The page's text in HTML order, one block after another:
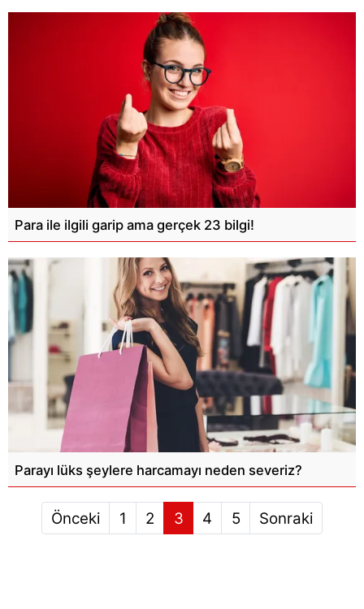
Para ile ilgili garip ama gerçek 23 bilgi!
Parayı lüks şeylere harcamayı neden severiz?
Önceki 1 2 3 4 5 Sonraki